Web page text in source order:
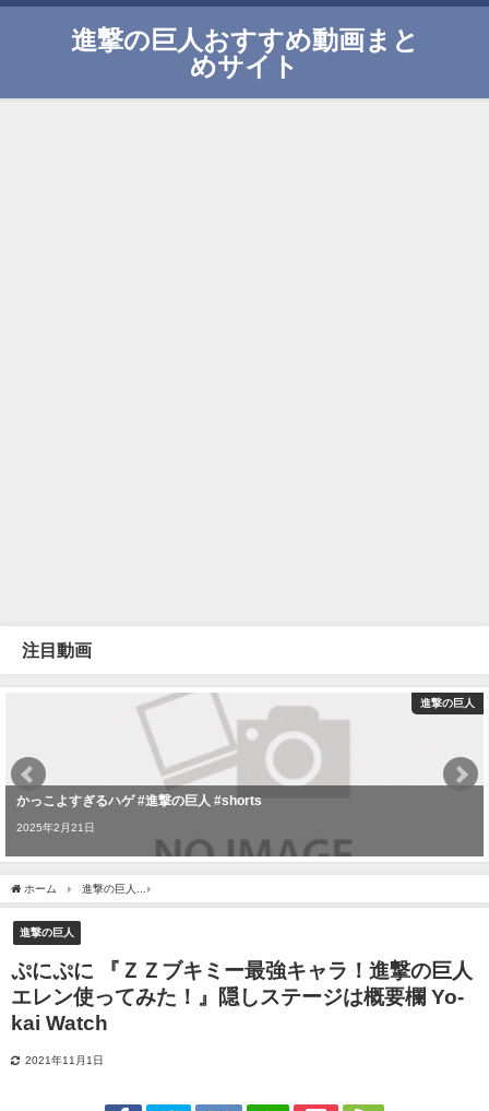
進撃の巨人おすすめ動画まと
めサイト
注目動画
進撃の巨人
かっこよすぎるハゲ #進撃の巨人 #shorts
2025年2月21日
ホーム 進撃の巨人
進撃の巨人
ぷにぷに 『ＺＺブキミー最強キャラ！進撃の巨人
エレン使ってみた！』隠しステージは概要欄 Yo-
kai Watch
2021年11月1日